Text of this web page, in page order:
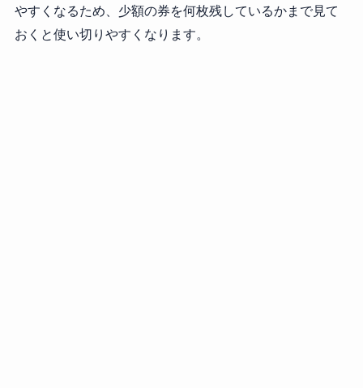
やすくなるため、少額の券を何枚残しているかまで見て
おくと使い切りやすくなります。